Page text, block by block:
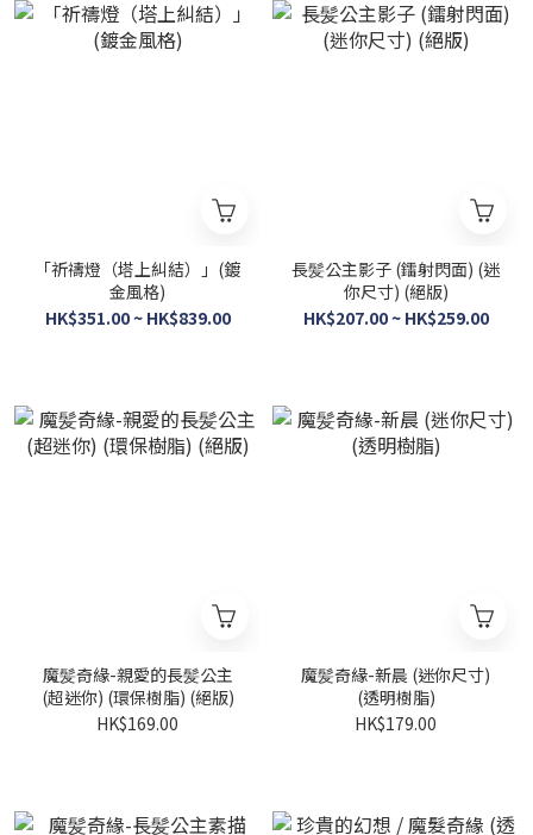
「祈禱燈（塔上糾結）」(鍍
金風格)
HK$351.00 ~ HK$839.00
長髪公主影子 (鐳射閃面) (迷
你尺寸) (絕版)
HK$207.00 ~ HK$259.00
魔髪奇緣-親愛的長髪公主
(超迷你) (環保樹脂) (絕版)
HK$169.00
魔髪奇緣-新晨 (迷你尺寸)
(透明樹脂)
HK$179.00